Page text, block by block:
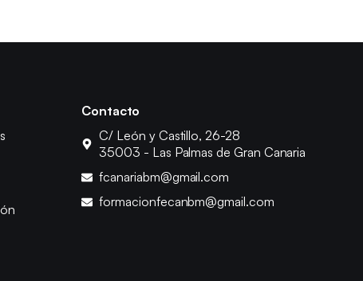
Contacto
C/ León y Castillo, 26-28
35003 - Las Palmas de Gran Canaria
fcanariabm@gmail.com
formacionfecanbm@gmail.com